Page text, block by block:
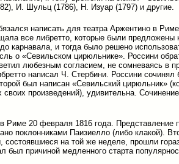
И. Шульц (1786), Н. Изуар (1797) и другие.
написать для театра Аржентино в
все либретто, которые были предложены
карнавала, и тогда было решено
о «Севильском цирюльнике». Россини
любезным согласием, не сомневаясь в
написал Ч. Стербини. Россини сочинял
был написан «Севильский цирюльник»
произведений), удивительна.
Риме 20 февраля 1816 года. Представление
поклонниками Паизиелло (либо клакой).
состоявшиеся на той же неделе, прошли
был причиной медленного старта